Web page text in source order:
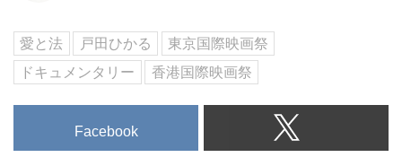
ネ・リーブル梅田ほかほか全国順
次ロードショー
愛と法 戸田ひかる
東京国際映画祭
ドキュメンタリー
香港国際映画祭
Facebook